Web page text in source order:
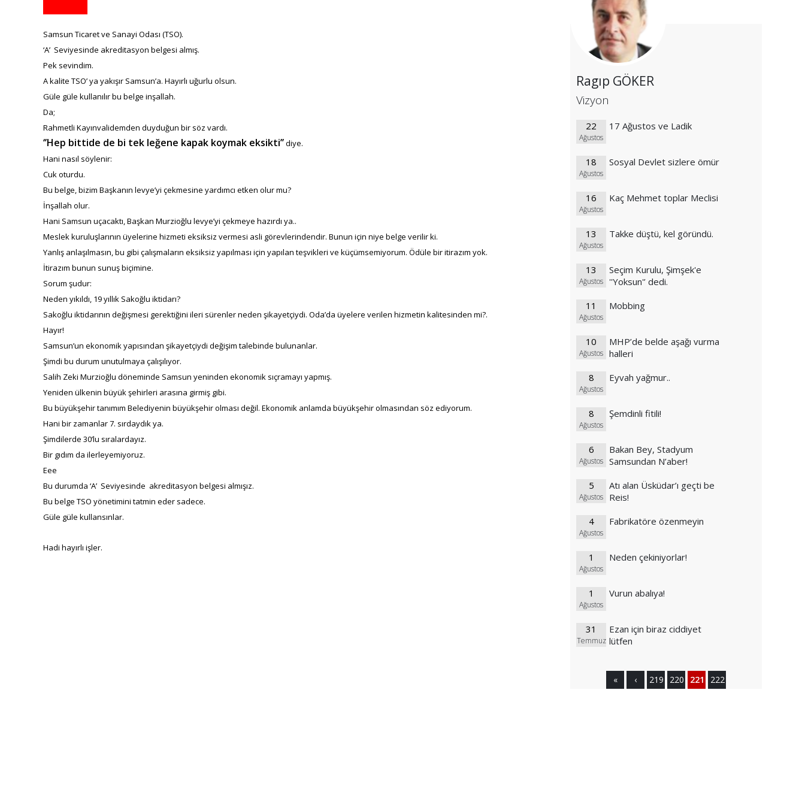
Samsun Ticaret ve Sanayi Odası (TSO).
‘A’ Seviyesinde akreditasyon belgesi almış.
Pek sevindim.
A kalite TSO’ ya yakışır Samsun’a. Hayırlı uğurlu olsun.
Güle güle kullanılır bu belge inşallah.
Da;
Rahmetli Kayınvalidemden duyduğun bir söz vardı.
‘’Hep bittide de bi tek leğene kapak koymak eksikti’’diye.
Hani nasıl söylenir:
Cuk oturdu.
Bu belge, bizim Başkanın levye’yi çekmesine yardımcı etken olur mu?
İnşallah olur.
Hani Samsun uçacaktı, Başkan Murzioğlu levye’yi çekmeye hazırdı ya..
Meslek kuruluşlarının üyelerine hizmeti eksiksiz vermesi asli görevlerindendir. Bunun için niye belge verilir ki.
Yanlış anlaşılmasın, bu gibi çalışmaların eksiksiz yapılması için yapılan teşvikleri ve küçümsemiyorum. Ödüle bir itirazım yok.
İtirazım bunun sunuş biçimine.
Sorum şudur:
Neden yıkıldı, 19 yıllık Sakoğlu iktidarı?
Sakoğlu iktidarının değişmesi gerektiğini ileri sürenler neden şikayetçiydi. Oda’da üyelere verilen hizmetin kalitesinden mi?.
Hayır!
Samsun’un ekonomik yapısından şikayetçiydi değişim talebinde bulunanlar.
Şimdi bu durum unutulmaya çalışılıyor.
Salih Zeki Murzioğlu döneminde Samsun yeninden ekonomik sıçramayı yapmış.
Yeniden ülkenin büyük şehirleri arasına girmiş gibi.
Bu büyükşehir tanımım Belediyenin büyükşehir olması değil. Ekonomik anlamda büyükşehir olmasından söz ediyorum.
Hani bir zamanlar 7. sırdaydık ya.
Şimdilerde 30’lu sıralardayız.
Bir gıdım da ilerleyemiyoruz.
Eee
Bu durumda ‘A’ Seviyesinde akreditasyon belgesi almışız.
Bu belge TSO yönetimini tatmin eder sadece.
Güle güle kullansınlar.
Hadi hayırlı işler.
Ragıp GÖKER
Vizyon
22
Ağustos
17 Ağustos ve Ladik
18
Ağustos
Sosyal Devlet sizlere ömür
16
Ağustos
Kaç Mehmet toplar Meclisi
13
Ağustos
Takke düştü, kel göründü.
13
Ağustos
Seçim Kurulu, Şimşek'e
''Yoksun'’ dedi.
11
Ağustos
Mobbing
10
Ağustos
MHP’de belde aşağı vurma
halleri
8
Ağustos
Eyvah yağmur..
8
Ağustos
Şemdinli fitili!
6
Ağustos
Bakan Bey, Stadyum
Samsundan N’aber!
5
Ağustos
Atı alan Üsküdar’ı geçti be
Reis!
4
Ağustos
Fabrikatöre özenmeyin
1
Ağustos
Neden çekiniyorlar!
1
Ağustos
Vurun abalıya!
31
Temmuz
Ezan için biraz ciddiyet
lütfen
« ‹ 219 220 221 222